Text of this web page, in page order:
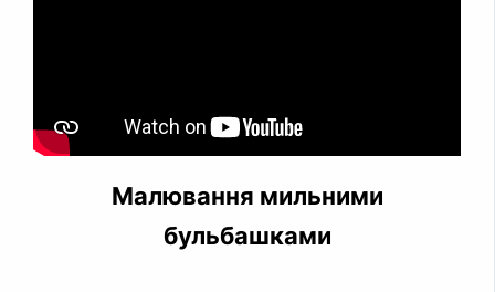
Малювання мильними
бульбашками